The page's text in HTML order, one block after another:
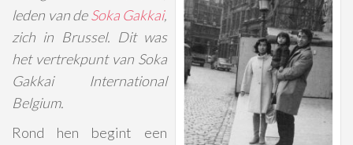
leden van deSoka Gakkai,
zich in Brussel. Dit was
het vertrekpunt van Soka
Gakkai International
Belgium.
Rond hen begint een